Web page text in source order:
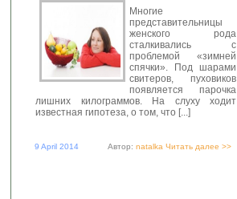
Многие
представительницы
женского рода
сталкивались с
проблемой «зимней
спячки». Под шарами
свитеров, пуховиков
появляется парочка
лишних килограммов. На слуху ходит
известная гипотеза, о том, что [...]
9 April 2014 Автор: natalka Читать далее >>